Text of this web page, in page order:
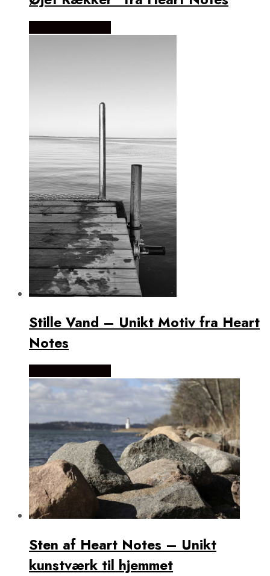
Stille Vand – Unikt Motiv fra Heart
Notes
Sten af Heart Notes – Unikt
kunstværk til hjemmet